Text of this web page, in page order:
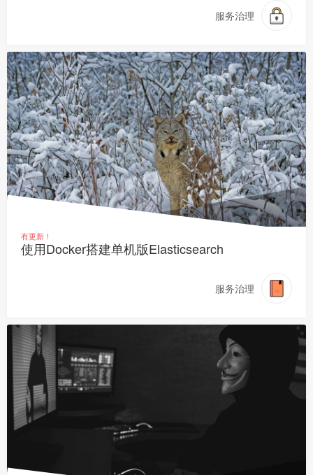
服务治理
有更新！
使用Docker搭建单机版Elasticsearch
服务治理